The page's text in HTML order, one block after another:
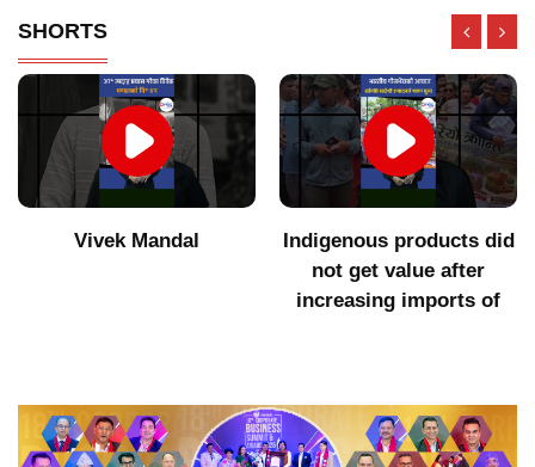
SHORTS
Vivek Mandal
Indigenous products did
not get value after
increasing imports of